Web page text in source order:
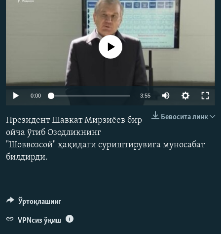
Озодлик бошқа тилларда
360p 480p
Айни дамда медиа-манба мавжуд эмас
0:00 3:55
480p
Бевосита линк
Президент Шавкат Мирзиёев бир
ойча ўтиб Озодликнинг
"Шоввозсой" ҳақидаги суриштирувига муносабат
билдирди.
Ўртоқлашинг
VPNсиз ўқиш